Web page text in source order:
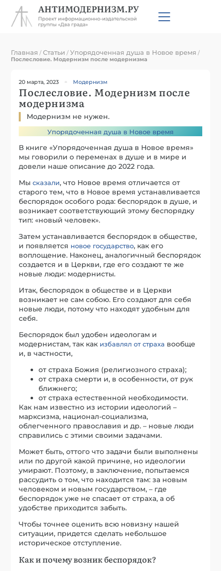
Главная /Статьи /Упорядоченная душа в Новое время /
Послесловие. Модернизм после модернизма
20 марта, 2023 Модернизм
Послесловие. Модернизм после
модернизма
Модернизм не нужен.
Упорядоченная душа в Новое время
В книге «Упорядоченная душа в Новое время»
мы говорили о переменах в душе и в мире и
довели наше описание до 2022 года.
Мысказали, что Новое время отличается от
старого тем, что в Новое время устанавливается
беспорядок особого рода: беспорядок в душе, и
возникает соответствующий этому беспорядку
тип: «новый человек».
Затем устанавливается беспорядок в обществе,
и появляется новое государство, как его
воплощение. Наконец, аналогичный беспорядок
создается и в Церкви, где его создают те же
новые люди: модернисты.
Итак, беспорядок в обществе и в Церкви
возникает не сам собою. Его создают для себя
новые люди, потому что находят удобным для
себя.
Беспорядок был удобен идеологам и
модернистам, так как избавлял от страха вообще
и, в частности,
от страха Божия (религиозного страха);
от страха смерти и, в особенности, от рук
ближнего;
от страха естественной необходимости.
Как нам известно из истории идеологий –
марксизма, национал-социализма,
облегченного православия и др. – новые люди
справились с этими своими задачами.
Может быть, оттого что задачи были выполнены
или по другой какой причине, но идеологии
умирают. Поэтому, в заключение, попытаемся
рассудить о том, что находится там: за новым
человеком и новым государством, – где
беспорядок уже не спасает от страха, а об
удобстве приходится забыть.
Чтобы точнее оценить всю новизну нашей
ситуации, придется сделать небольшое
историческое отступление.
Как и почему возник беспорядок?